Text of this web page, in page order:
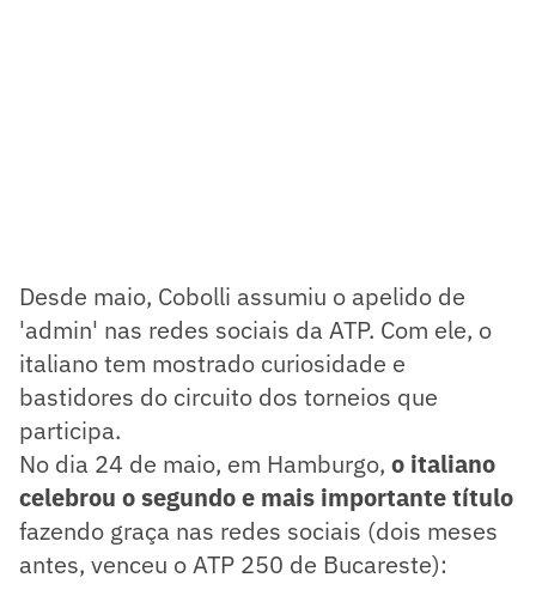
Desde maio, Cobolli assumiu o apelido de
'admin' nas redes sociais da ATP. Com ele, o
italiano tem mostrado curiosidade e
bastidores do circuito dos torneios que
participa.
No dia 24 de maio, em Hamburgo, o italiano
celebrou o segundo e mais importante título
fazendo graça nas redes sociais (dois meses
antes, venceu o ATP 250 de Bucareste):